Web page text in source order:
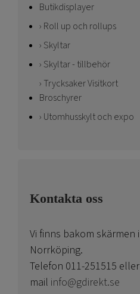
Butikdisplayer
Roll up och rollups
Skyltar
Skyltar - tillbehör
Trycksaker Visitkort
Broschyrer
Utomhusskylt och expo
Kontakta oss
Vi finns bakom skärmen i
Norrköping.
Telefon 011-251515 eller
mail info@gdirekt.se